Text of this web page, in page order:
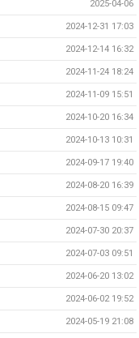
2025-04-06
2024-12-31 17:03
2024-12-14 16:32
2024-11-24 18:24
2024-11-09 15:51
2024-10-20 16:34
2024-10-13 10:31
2024-09-17 19:40
2024-08-20 16:39
2024-08-15 09:47
2024-07-30 20:37
2024-07-03 09:51
2024-06-20 13:02
2024-06-02 19:52
2024-05-19 21:08